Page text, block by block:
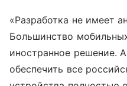
«Разработка не имеет
Большинство
иностранное решение.
обеспечить все